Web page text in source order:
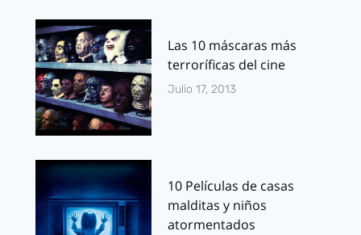
Las 10 máscaras más
terroríficas del cine
Julio 17, 2013
10 Películas de casas
malditas y niños
atormentados